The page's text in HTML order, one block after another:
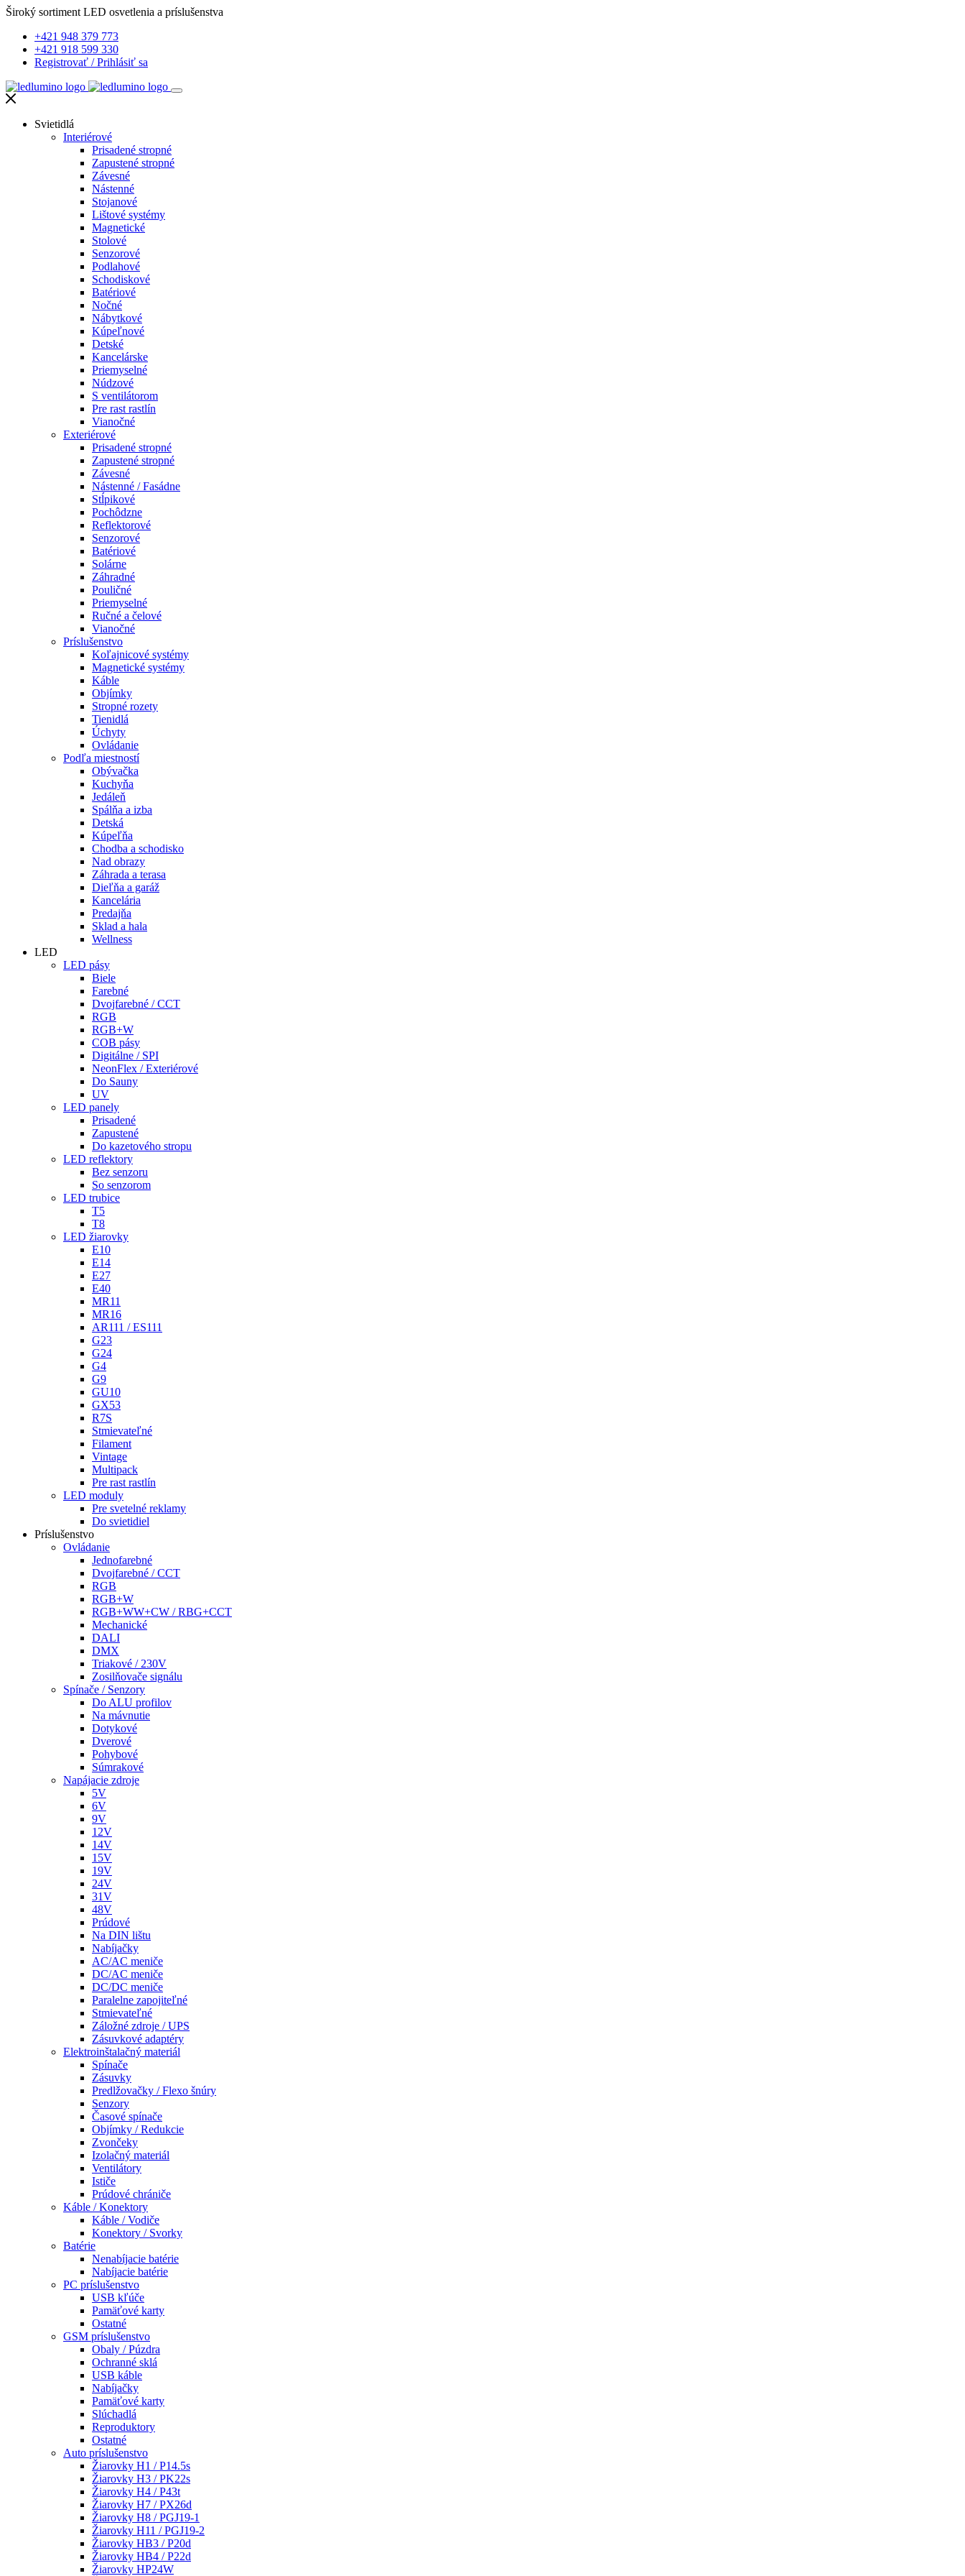
Široký sortiment LED osvetlenia a príslušenstva
+421 948 379 773
+421 918 599 330
Registrovať /Prihlásiť sa
Svietidlá
Interiérové
Prisadené stropné
Zapustené stropné
Závesné
Nástenné
Stojanové
Lištové systémy
Magnetické
Stolové
Senzorové
Podlahové
Schodiskové
Batériové
Nočné
Nábytkové
Kúpeľnové
Detské
Kancelárske
Priemyselné
Núdzové
S ventilátorom
Pre rast rastlín
Vianočné
Exteriérové
Prisadené stropné
Zapustené stropné
Závesné
Nástenné / Fasádne
Stĺpikové
Pochôdzne
Reflektorové
Senzorové
Batériové
Solárne
Záhradné
Pouličné
Priemyselné
Ručné a čelové
Vianočné
Príslušenstvo
Koľajnicové systémy
Magnetické systémy
Káble
Objímky
Stropné rozety
Tienidlá
Úchyty
Ovládanie
Podľa miestností
Obývačka
Kuchyňa
Jedáleň
Spálňa a izba
Detská
Kúpeľňa
Chodba a schodisko
Nad obrazy
Záhrada a terasa
Dieľňa a garáž
Kancelária
Predajňa
Sklad a hala
Wellness
LED
LED pásy
Biele
Farebné
Dvojfarebné / CCT
RGB
RGB+W
COB pásy
Digitálne / SPI
NeonFlex / Exteriérové
Do Sauny
UV
LED panely
Prisadené
Zapustené
Do kazetového stropu
LED reflektory
Bez senzoru
So senzorom
LED trubice
T5
T8
LED žiarovky
E10
E14
E27
E40
MR11
MR16
AR111 / ES111
G23
G24
G4
G9
GU10
GX53
R7S
Stmievateľné
Filament
Vintage
Multipack
Pre rast rastlín
LED moduly
Pre svetelné reklamy
Do svietidiel
Príslušenstvo
Ovládanie
Jednofarebné
Dvojfarebné / CCT
RGB
RGB+W
RGB+WW+CW / RBG+CCT
Mechanické
DALI
DMX
Triakové / 230V
Zosilňovače signálu
Spínače / Senzory
Do ALU profilov
Na mávnutie
Dotykové
Dverové
Pohybové
Súmrakové
Napájacie zdroje
5V
6V
9V
12V
14V
15V
19V
24V
31V
48V
Prúdové
Na DIN lištu
Nabíjačky
AC/AC meniče
DC/AC meniče
DC/DC meniče
Paralelne zapojiteľné
Stmievateľné
Záložné zdroje / UPS
Zásuvkové adaptéry
Elektroinštalačný materiál
Spínače
Zásuvky
Predlžovačky / Flexo šnúry
Senzory
Časové spínače
Objímky / Redukcie
Zvončeky
Izolačný materiál
Ventilátory
Ističe
Prúdové chrániče
Káble / Konektory
Káble / Vodiče
Konektory / Svorky
Batérie
Nenabíjacie batérie
Nabíjacie batérie
PC príslušenstvo
USB kľúče
Pamäťové karty
Ostatné
GSM príslušenstvo
Obaly / Púzdra
Ochranné sklá
USB káble
Nabíjačky
Pamäťové karty
Slúchadlá
Reproduktory
Ostatné
Auto príslušenstvo
Žiarovky H1 / P14.5s
Žiarovky H3 / PK22s
Žiarovky H4 / P43t
Žiarovky H7 / PX26d
Žiarovky H8 / PGJ19-1
Žiarovky H11 / PGJ19-2
Žiarovky HB3 / P20d
Žiarovky HB4 / P22d
Žiarovky HP24W